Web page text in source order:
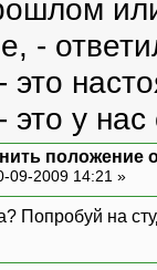
-
это
у
положение
09-2009 14:21 »
Попробуй на